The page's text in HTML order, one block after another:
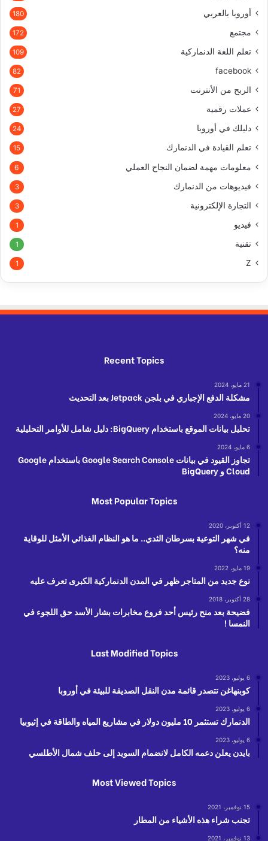
أوروبا بالعربي 180
مجتمع 172
تعلم اللغة الدنماركية 109
facebook
82
الربح من الأنترنت 71
عملات رقمية 27
دليلك في أوروبا 24
تعلم القيادة في الدنمارك 15
معلومات مهمة لضمان النجاح العملي 6
فيديوهات من الدنمارك 3
التجارة الإلكترونية 3
فيديو 1
تقنية 1
Z
1
Recent Topics
21 مايو، 2024
مشكلة الدفع الإجباري في بلجن Jetpack بعد التحديث
20 مايو، 2024
تحليل بيانات الموقع باستخدام BigQuery: دليل شامل للأوامر التحليلية
6 مايو، 2024
تجاوز القيود في بيانات Google Search Console باستخدام Google
Cloud و BigQuery
Most Popular Topics
12 أكتوبر، 2020
في شهر التوعية بسرطان الثدي.. ما هو النظام الغذائي الأمثل للوقاية
منه؟
19 مايو، 2022
نوع جديد من المتاجر ظهر في المدن الدنماركية الكبرى تعرف عليه
28 أكتوبر، 2018
فضيحة بعد منح رئيس أحد فروع مخابرات بشار الأسد حق اللجوء في
النمسا !
Last Modified Topics
6 يوليو، 2023
كوبنهاغن تتصدر قائمة مدن النقل الصديقة للبيئة في أوروبا
6 يوليو، 2023
الدنمارك تستثمر 10 مليون دولار في مشاريع المياه والطاقة في إثيوبيا
6 يوليو، 2023
بايدن يعلن دعمه الكامل لانضمام السويد إلى حلف شمال الأطلسي
Most Viewed Topics
15 نوفمبر، 2021
تجنب شراء هذه الأشياء من المطار
13 نوفمبر، 2021